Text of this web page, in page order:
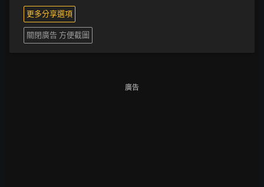
更多分享選項
關閉廣告 方便截圖
廣告